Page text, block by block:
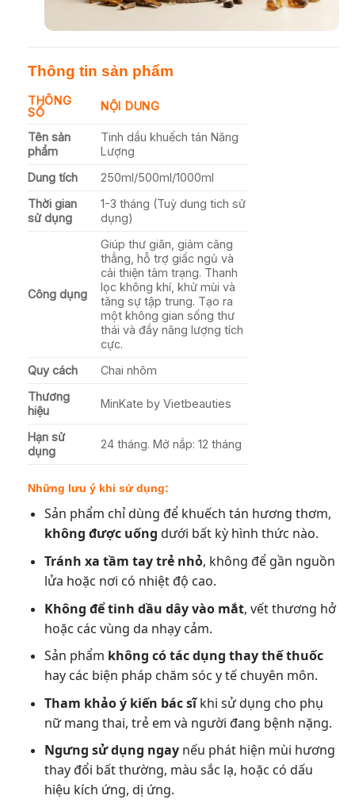
Thông tin sản phẩm
THÔNG
SỐ
NỘI DUNG
Tên sản
phẩm
Tinh dầu khuếch tán Năng
Lượng
Dung tích
250ml/500ml/1000ml
Thời gian
sử dụng
1-3 tháng (Tuỳ dung tich sử
dụng)
Công dụng
Giúp thư giãn, giảm căng
thẳng, hỗ trợ giấc ngủ và
cải thiện tâm trạng. Thanh
lọc không khí, khử mùi và
tăng sự tập trung. Tạo ra
một không gian sống thư
thái và đầy năng lượng tích
cực.
Quy cách
Chai nhôm
Thương
hiệu
MinKate by Vietbeauties
Hạn sử
dụng
24 tháng. Mở nắp: 12 tháng
Những lưu ý khi sử dụng:
Sản phẩm chỉ dùng để khuếch tán hương thơm,
không được uống dưới bất kỳ hình thức nào.
Tránh xa tầm tay trẻ nhỏ, không để gần nguồn
lửa hoặc nơi có nhiệt độ cao.
Không để tinh dầu dây vào mắt, vết thương hở
hoặc các vùng da nhạy cảm.
Sản phẩm không có tác dụng thay thế thuốc
hay các biện pháp chăm sóc y tế chuyên môn.
Tham khảo ý kiến bác sĩkhi sử dụng cho phụ
nữ mang thai, trẻ em và người đang bệnh nặng.
Ngưng sử dụng ngaynếu phát hiện mùi hương
thay đổi bất thường, màu sắc lạ, hoặc có dấu
hiệu kích ứng, dị ứng.